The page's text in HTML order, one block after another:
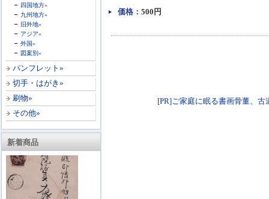
四国地方»
九州地方»
旧外地»
アジア»
外国»
図案別»
パンフレット»
切手・はがき»
刷物»
その他»
新着商品
価格：500円
[PR]ご家庭に眠る書画骨董、古